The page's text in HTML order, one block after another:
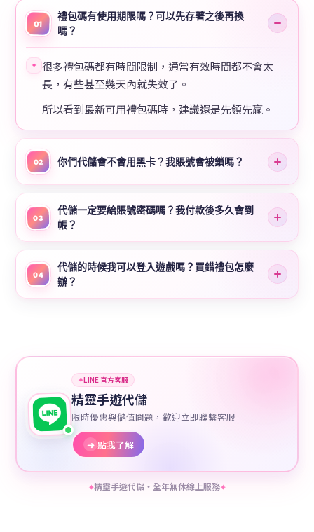
01
禮包碼有使用期限嗎？可以先存著之後再換
嗎？
✦ 很多禮包碼都有時間限制，通常有效時間都不會太
長，有些甚至幾天內就失效了。
所以看到最新可用禮包碼時，建議還是先領先贏。
02 你們代儲會不會用黑卡？我賬號會被鎖嗎？
03
代儲一定要給賬號密碼嗎？我付款後多久會到
帳？
04
代儲的時候我可以登入遊戲嗎？買錯禮包怎麼
辦？
✦LINE 官方客服
精靈手遊代儲
限時優惠與儲值問題，歡迎立即聯繫客服
➜ 點我了解
✦精靈手遊代儲・全年無休線上服務✦